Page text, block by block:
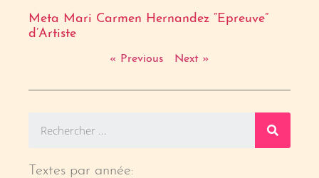
Meta Mari Carmen Hernandez “Epreuve”
d’Artiste
« Previous Next »
Textes par année: